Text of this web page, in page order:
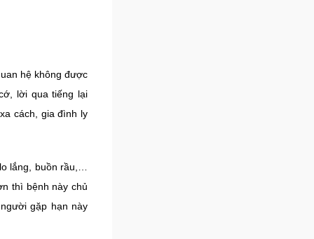
hệ không được
lời qua tiếng lại
cách, gia đình ly
lắng, buồn rầu,…
thì bệnh này chủ
gặp hạn này